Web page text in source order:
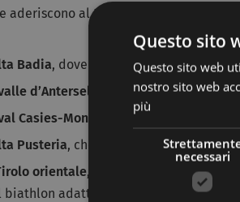
aderiscono al Dolomiti NordicSki sono:
Badia, dove troverete il centro fondo
d’Anterselva
, dove ogni anno si
Casies-Monguelfo-Tesido
Pusteria, che offre 200 km di
orientale, che dispone di 120 km
biathlon adatto alle gare di Coppa del
Questo sito
Questo sito web
nostro sito web
più
necessari